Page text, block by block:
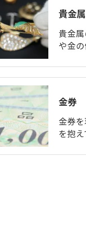
貴金属
貴金
や金
金券
金券
を抱